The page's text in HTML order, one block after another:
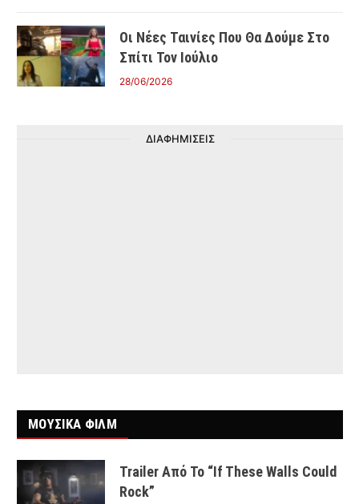
Οι Νέες Ταινίες Που Θα Δούμε Στο
Σπίτι Τον Ιούλιο
28/06/2026
ΔΙΑΦΗΜΙΣΕΙΣ
ΜΟΥΣΙΚΑ ΦΙΛΜ
Trailer Από Το “If These Walls Could
Rock”